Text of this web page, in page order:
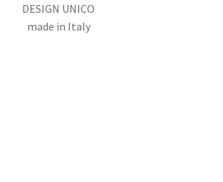
DESIGN UNICO
made in Italy